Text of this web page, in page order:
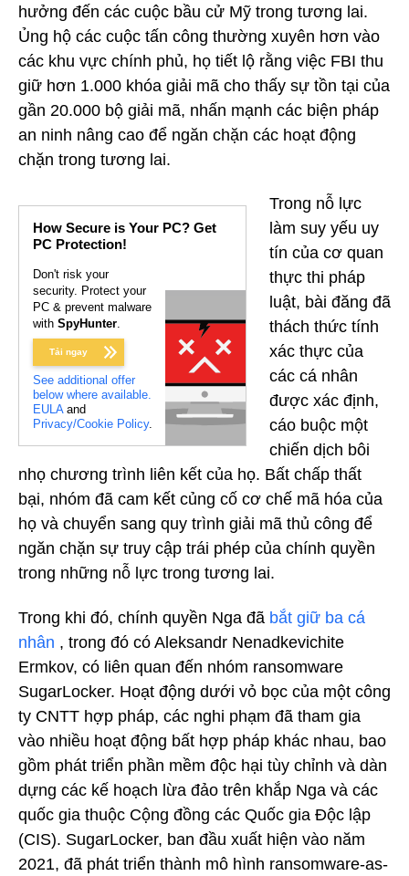
hưởng đến các cuộc bầu cử Mỹ trong tương lai.
Ủng hộ các cuộc tấn công thường xuyên hơn vào
các khu vực chính phủ, họ tiết lộ rằng việc FBI thu
giữ hơn 1.000 khóa giải mã cho thấy sự tồn tại của
gần 20.000 bộ giải mã, nhấn mạnh các biện pháp
an ninh nâng cao để ngăn chặn các hoạt động
chặn trong tương lai.
How Secure is Your PC? Get
PC Protection!
Don't risk your
security. Protect your
PC & prevent malware
with SpyHunter.
Tải ngay
See additional offer
below where available.
EULAand
Privacy/Cookie Policy.
Trong nỗ lực
làm suy yếu uy
tín của cơ quan
thực thi pháp
luật, bài đăng đã
thách thức tính
xác thực của
các cá nhân
được xác định,
cáo buộc một
chiến dịch bôi
nhọ chương trình liên kết của họ. Bất chấp thất
bại, nhóm đã cam kết củng cố cơ chế mã hóa của
họ và chuyển sang quy trình giải mã thủ công để
ngăn chặn sự truy cập trái phép của chính quyền
trong những nỗ lực trong tương lai.
Trong khi đó, chính quyền Nga đã bắt giữ ba cá
nhân , trong đó có Aleksandr Nenadkevichite
Ermkov, có liên quan đến nhóm ransomware
SugarLocker. Hoạt động dưới vỏ bọc của một công
ty CNTT hợp pháp, các nghi phạm đã tham gia
vào nhiều hoạt động bất hợp pháp khác nhau, bao
gồm phát triển phần mềm độc hại tùy chỉnh và dàn
dựng các kế hoạch lừa đảo trên khắp Nga và các
quốc gia thuộc Cộng đồng các Quốc gia Độc lập
(CIS). SugarLocker, ban đầu xuất hiện vào năm
2021, đã phát triển thành mô hình ransomware-as-